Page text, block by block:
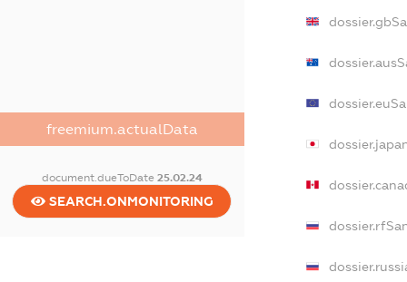
freemium.actualData
document.dueToDate 25.02.24
SEARCH.ONMONITORING